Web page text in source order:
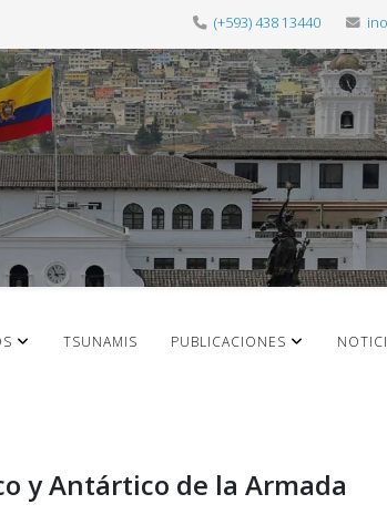
(+593) 438 13440
TSUNAMIS PUBLICACIONES
y Antártico de la Armada